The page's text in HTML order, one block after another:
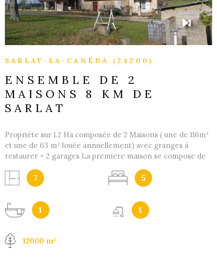
SARLAT-LA-CANÉDA (24200)
ENSEMBLE DE 2
MAISONS 8 KM DE
SARLAT
Propriéte sur 1.2 Ha composée de 2 Maisons ( une de 116m²
et une de 63 m² louée annuellement) avec granges à
restaurer + 2 garages La premiere maison se compose de
étage amménageable La location se compose pièce à vivre
en rez de chaussé et 2 chambres et salle de bain à l'étage
informations sur les risques auxquels ce bien est exposé
sont disponibles sur le site Géorisques
7 5
1 1
12000 m²
VOIR LE BIEN